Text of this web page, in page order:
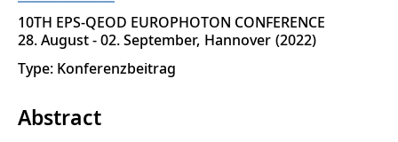
10TH EPS-QEOD EUROPHOTON CONFERENCE
28. August - 02. September Hannover 2022
Type: Konferenzbeitrag
Abstract